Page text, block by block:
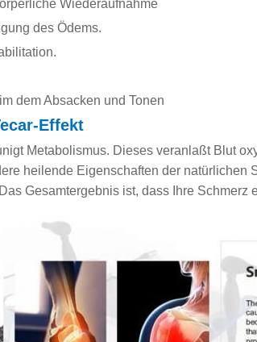
Wiederaufnahme
des Ödems.
dem Absacken und Tonen
Effekt
Metabolismus. Dieses veranlaßt Blut
heilende Eigenschaften der natürlichen
Gesamtergebnis ist, dass Ihre